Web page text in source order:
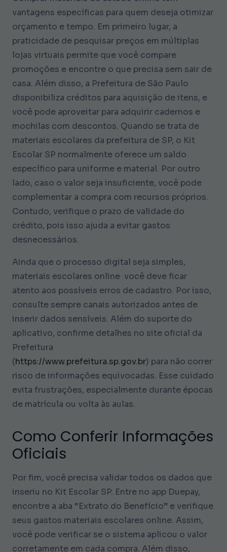
vantagens específicas para quem deseja otimizar
orçamento e tempo. Em primeiro lugar, a
praticidade de pesquisar preços em múltiplas
lojas virtuais permite que você compare
promoções e encontre o que precisa sem sair de
casa. Além disso, a Prefeitura de São Paulo
disponibiliza créditos para aquisição de itens, e
você pode aproveitar para adquirir cadernos e
mochilas com descontos. Quando se trata de
materiais escolares da prefeitura de SP, o Kit
Escolar SP normalmente oferece um saldo
específico para uniforme e material. Por outro
lado, caso o valor seja insuficiente, você pode
complementar a compra com recursos próprios.
Contudo, verifique o prazo de validade do
crédito, pois isso ajuda a evitar gastos
desnecessários.
Ainda que o processo digital seja simples,
materiais escolares online você deve ficar
atento aos possíveis erros de cadastro. Por isso,
consulte sempre canais autorizados antes de
inserir dados sensíveis. Além do suporte do
aplicativo, confirme detalhes no site oficial da
Prefeitura
(https://www.prefeitura.sp.gov.br) para não correr
risco de informações equivocadas. Esse cuidado
evita frustrações, especialmente durante épocas
de matrícula ou volta às aulas.
Como Conferir Informações
Oficiais
Por fim, você precisa validar todos os dados que
inseriu no Kit Escolar SP. Entre no app Duepay,
encontre a aba “Extrato do Benefício” e verifique
seus gastos materiais escolares online. Assim,
você pode verificar se o sistema aplicou o valor
corretamente em cada compra. Além disso,